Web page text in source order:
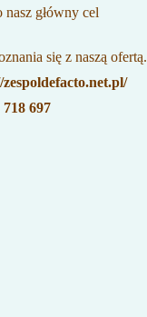
główny cel
się z naszą ofertą.
697